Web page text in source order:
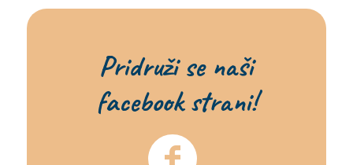
Pridruži se naši
facebook strani!